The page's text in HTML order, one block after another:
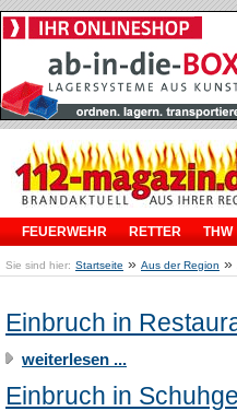
FEUERWEHR RETTER THW
Sie sind hier: Startseite » Aus der Region »
Einbruch in
weiterlesen ...
Einbruch in